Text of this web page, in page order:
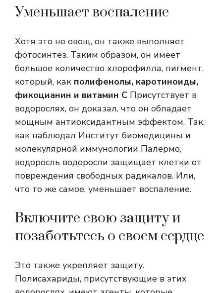
Уменьшает воспаление
Хотя это не овощ, он также выполняет
фотосинтез. Таким образом, он имеет
большое количество хлорофилла, пигмент,
который, как полифенолы, каротиноиды,
фикоцианин и витамин С Присутствует в
водорослях, он доказал, что он обладает
мощным антиоксидантным эффектом. Так,
как наблюдал Институт биомедицины и
молекулярной иммунологии Палермо,
водоросль водоросли защищает клетки от
повреждения свободных радикалов. Или,
что то же самое, уменьшает воспаление.
Включите свою защиту и
позаботьтесь о своем сердце
Это также укрепляет защиту.
Полисахариды, присутствующие в этих